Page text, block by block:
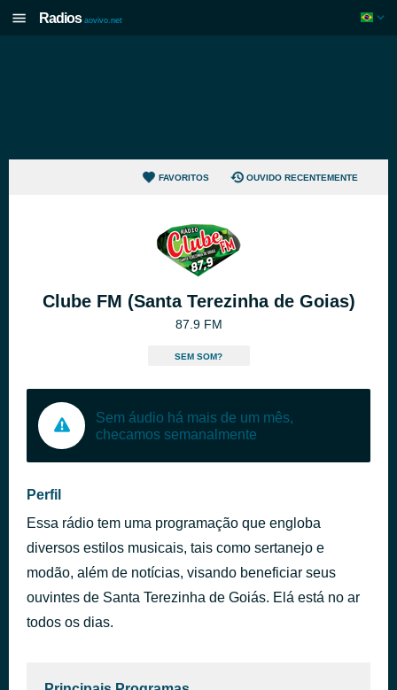
Radios aovivo.net
FAVORITOS OUVIDO RECENTEMENTE
Clube FM (Santa Terezinha de Goias)
87.9 FM
SEM SOM?
Sem áudio há mais de um mês,
checamos semanalmente
Perfil
Essa rádio tem uma programação que engloba
diversos estilos musicais, tais como sertanejo e
modão, além de notícias, visando beneficiar seus
ouvintes de Santa Terezinha de Goiás. Elá está no ar
todos os dias.